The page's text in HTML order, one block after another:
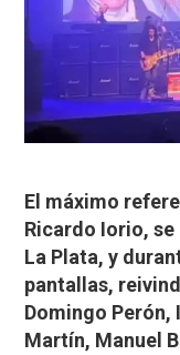
El máximo
Ricardo Iorio,
La Plata, y
pantallas,
Domingo Perón,
Martín, Manuel